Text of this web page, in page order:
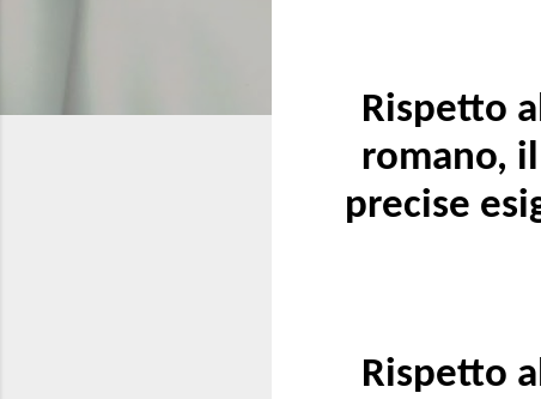
Rispetto
romano,
precise
Rispetto